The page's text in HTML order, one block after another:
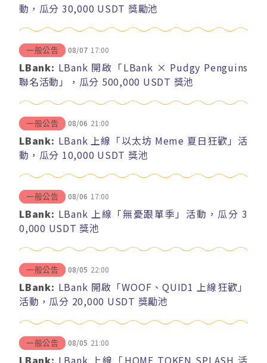
動，瓜分 30,000 USDT 獎勵池
一般公告 08/07 17:00
LBank: LBank 開啟「LBank × Pudgy Penguins
聯名活動」，瓜分 500,000 USDT 獎池
一般公告 08/06 21:00
LBank: LBank 上線「以太坊 Meme 夏日狂歡」活
動，瓜分 10,000 USDT 獎池
一般公告 08/06 17:00
LBank: LBank 上線「無憂跟單季」活動，瓜分 3
0,000 USDT 獎池
一般公告 08/05 22:00
LBank: LBank 開啟「WOOF、QUID1 上線狂歡」
活動，瓜分 20,000 USDT 獎勵池
一般公告 08/05 21:00
LBank: LBank 上線「HOME TOKEN SPLASH 活